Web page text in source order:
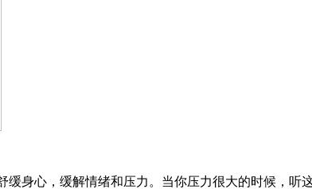
缓身心，缓解情绪和压力。当你压力很大的时候，